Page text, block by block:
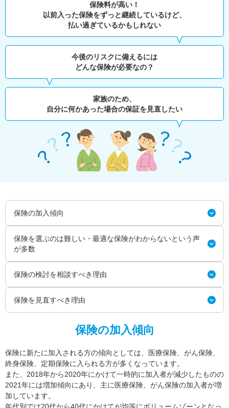
保険料が高い！
以前入った保険をずっと継続しているけど、
払い過ぎているかもしれない
今後のリスクに備えるには
どんな保険が必要なの？
家族のため、
自分に何かあった場合の保証を見直したい
保険の加入傾向
保険を選ぶのは難しい・最適な保険がわからないという声
が多数
保険の検討を相談すべき理由
保険を見直すべき理由
保険の加入傾向
保険に新たに加入される方の傾向としては、医療保険、がん保険、
終身保険、定期保険に入られる方が多くなっています。
また、2018年から2020年にかけて一時的に加入者が減少したものの
2021年には増加傾向にあり、主に医療保険、がん保険の加入者が増
加しています。